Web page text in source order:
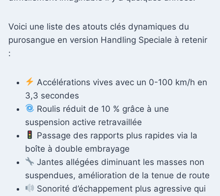
Voici une liste des atouts clés dynamiques du
purosangue en version Handling Speciale à retenir
:
Accélérations vives avec un 0-100 km/h en
3,3 secondes
Roulis réduit de 10 % grâce à une
suspension active retravaillée
Passage des rapports plus rapides via la
boîte à double embrayage
Jantes allégées diminuant les masses non
suspendues, amélioration de la tenue de route
Sonorité d’échappement plus agressive qui